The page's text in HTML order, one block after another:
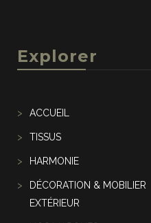
Explorer
ACCUEIL
TISSUS
HARMONIE
DÉCORATION & MOBILIER
EXTÉRIEUR